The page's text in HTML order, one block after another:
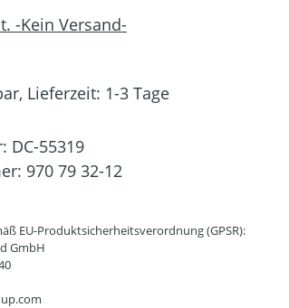
-Kein Versand-
Lieferzeit: 1-3 Tage
DC-55319
970 79 32-12
EU-Produktsicherheitsverordnung (GPSR):
GmbH